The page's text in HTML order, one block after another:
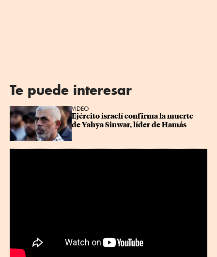
Te puede interesar
VIDEO
Ejército israelí confirma la muerte
de Yahya Sinwar, líder de Hamás